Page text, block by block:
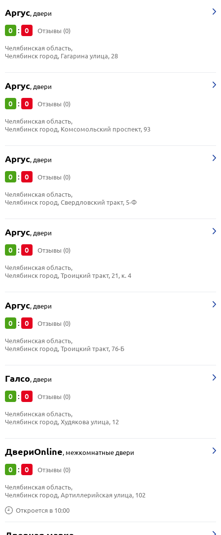
Аргус, двери
0 : 0 Отзывы (0)
Челябинская область,
Челябинск город, Гагарина улица, 28
Аргус, двери
0 : 0 Отзывы (0)
Челябинская область,
Челябинск город, Комсомольский проспект, 93
Аргус, двери
0 : 0 Отзывы (0)
Челябинская область,
Челябинск город, Свердловский тракт, 5-Ф
Аргус, двери
0 : 0 Отзывы (0)
Челябинская область,
Челябинск город, Троицкий тракт, 21, к. 4
Аргус, двери
0 : 0 Отзывы (0)
Челябинская область,
Челябинск город, Троицкий тракт, 76-Б
Галсо, двери
0 : 0 Отзывы (0)
Челябинская область,
Челябинск город, Худякова улица, 12
ДвериOnline, межкомнатные двери
0 : 0 Отзывы (0)
Откроется в 10:00
Челябинская область,
Челябинск город, Артиллерийская улица, 102